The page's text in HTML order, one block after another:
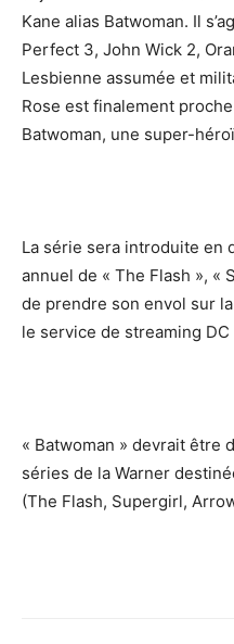
Kane alias Batwoman. Il
Perfect 3, John Wick 2,
Lesbienne assumée et
Rose est finalement
Batwoman, une super-
La série sera introduite en
annuel de « The Flash », «
de prendre son envol sur
le service de streaming
« Batwoman » devrait être
séries de la Warner
(The Flash, Supergirl,